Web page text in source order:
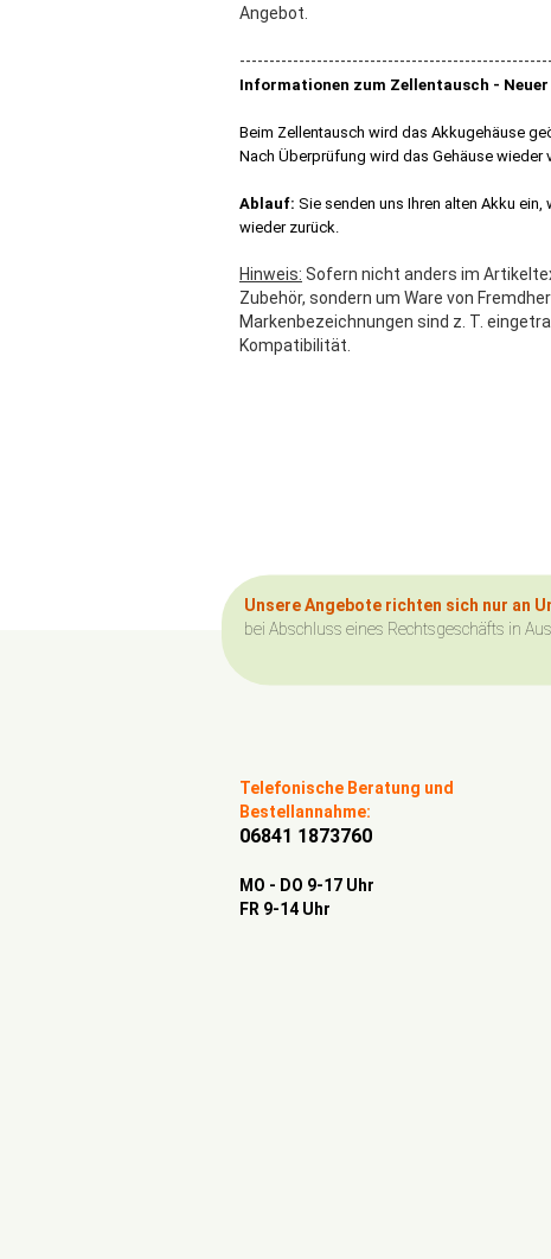
Angebot.
Informationen zum Zellentausch - Neuer
Beim Zellentausch wird das Akkugehäuse
Nach Überprüfung wird das Gehäuse wieder
Ablauf: Sie senden uns Ihren alten Akku
wieder zurück.
Hinweis: Sofern nicht anders im
Zubehör, sondern um Ware von
Markenbezeichnungen sind z. T.
Kompatibilität.
Unsere Angebote richten sich nur an
bei Abschluss eines Rechtsgeschäfts in
Telefonische Beratung und
Bestellannahme:
06841 1873760
MO - DO 9-17 Uhr
FR 9-14 Uhr